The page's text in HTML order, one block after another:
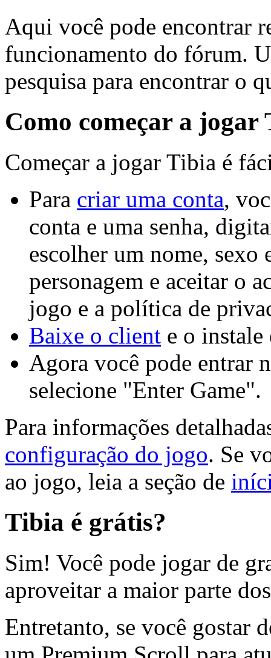
Aqui você pode encontrar
funcionamento do fórum.
pesquisa para encontrar o
Como começar a jogar
Começar a jogar Tibia é
Para criar uma conta,
conta e uma senha,
escolher um nome, sexo
personagem e aceitar o
jogo e a política de
Baixe o client e o instale
Agora você pode entrar
selecione "Enter Game".
Para informações
configuração do jogo. Se
ao jogo, leia a seção de
Tibia é grátis?
Sim! Você pode jogar de
aproveitar a maior parte
Entretanto, se você gostar